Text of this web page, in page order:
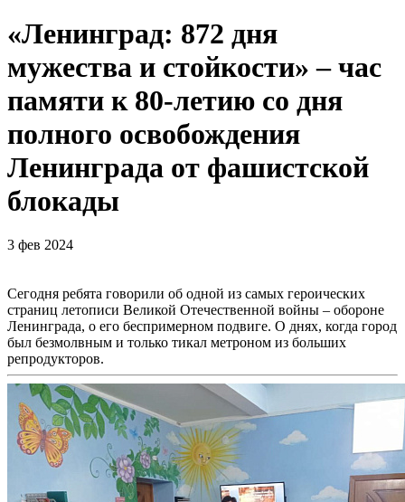
«Ленинград: 872 дня
мужества и стойкости» – час
памяти к 80-летию со дня
полного освобождения
Ленинграда от фашистской
блокады
3 фев 2024
Сегодня ребята говорили об одной из самых героических
страниц летописи Великой Отечественной войны – обороне
Ленинграда, о его беспримерном подвиге. О днях, когда город
был безмолвным и только тикал метроном из больших
репродукторов.